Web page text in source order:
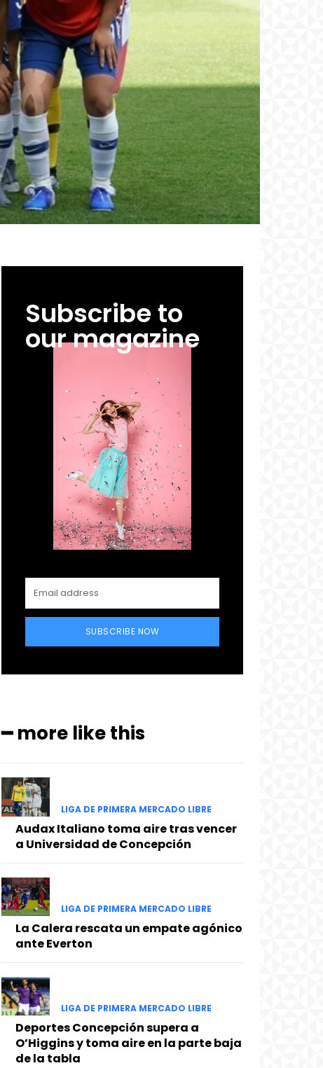
Subscribe to
our magazine
SUBSCRIBE NOW
━ more like this
LIGA DE PRIMERA MERCADO LIBRE
Audax Italiano toma aire tras vencer
a Universidad de Concepción
LIGA DE PRIMERA MERCADO LIBRE
La Calera rescata un empate agónico
ante Everton
LIGA DE PRIMERA MERCADO LIBRE
Deportes Concepción supera a
O’Higgins y toma aire en la parte baja
de la tabla